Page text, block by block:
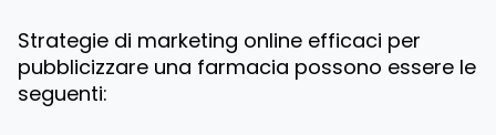
Strategie di marketing online efficaci per
pubblicizzare una farmacia possono essere le
seguenti: